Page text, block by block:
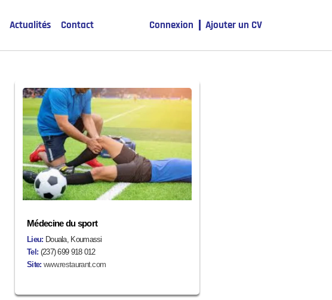
Actualités Contact Connexion Ajouter un CV
Médecine du sport
Lieu: Douala, Koumassi
Tel: (237) 699 918 012
Site: www.restaurant.com